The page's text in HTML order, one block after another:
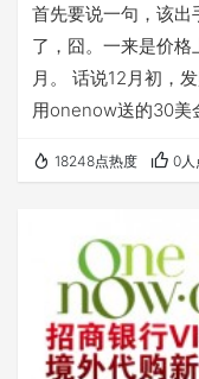
首先要说一句，该
了，囧。一来是价格
月。 话说12月初，
用onenow送的30美
刻，没出手，以为
始 上涨。$245.目
看到 amazon.com
了。赶紧下单，不再
18248点热度 0人